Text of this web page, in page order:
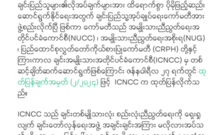
ချင်းပြည်သူများ၏လိုအပ်ချက်များအား ထိရောက်စွာ ပိုမိုဖြည့်ဆည်း
ဆောင်ရွက်နိုင်ရေးအတွက် ချင်းပြည်သူ့အုပ်ချုပ်ရေးကော်မတီအား
ဖွဲ့စည်းလိုက်ပြီ ဖြစ်ကာ ကော်မတီသည် အမျိုးသားညီညွတ်ရေးအ
တိုင်ပင်ခံကောင်စီ(NUCC) ၊ အမျိုးသားညီညွတ်ရေးအစိုးရ(NUG)
၊ ပြည်ထောင်စုလွှတ်တော်ကိုယ်စားပြုကော်မတီ (CRPH) တို့နှင့်
ကြားကာလ ချင်းအမျိုးသားအတိုင်ပင်ခံကောင်စီ(ICNCC) မှ တစ်
ဆင့်ချိတ်ဆက်ဆောင်ရွက်ဖြစ်ကြောင်း ဇန်နဝါရီလ ၂၇ ရက်တွင် ထု
တ်ပြန်ချက်အမှတ် (၂/၂၀၂၄) ဖြင့် ICNCC က ထုတ်ပြန်လိုက်သ
ည်။
ICNCC သည် ချင်းတစ်မျိုသားလုံး စည်းလုံးညီညွတ်ရေးကို ရှေးရှု
လျက် ချင်းတော်လှန်ရေးအဖွဲ့ အချင်းချင်းအကြား မလိုလားအပ်သ